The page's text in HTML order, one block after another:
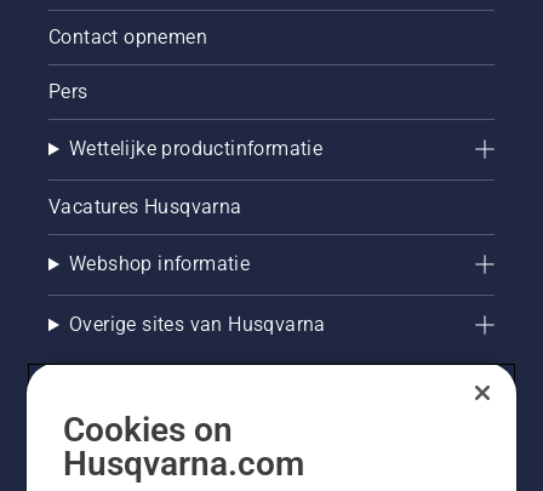
Contact opnemen
Pers
Wettelijke productinformatie
Vacatures Husqvarna
Webshop informatie
Overige sites van Husqvarna
Cookies on
Husqvarna.com